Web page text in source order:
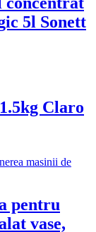
5l Sonett
Claro
pentru
vase,